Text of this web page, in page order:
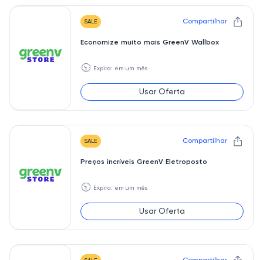
SALE Compartilhar
Economize muito mais GreenV Wallbox
🕥 Expira: em um mês
Usar Oferta
SALE Compartilhar
Preços incríveis GreenV Eletroposto
🕥 Expira: em um mês
Usar Oferta